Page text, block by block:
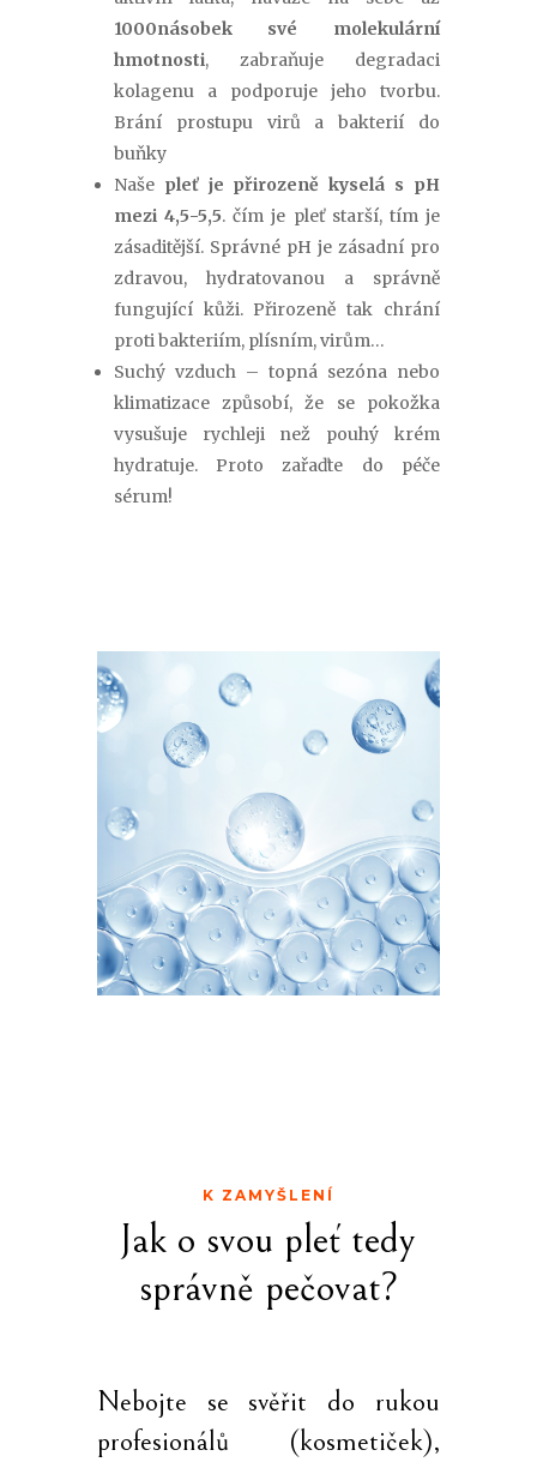
1000násobek své molekulární
hmotnosti, zabraňuje degradaci
kolagenu a podporuje jeho tvorbu.
Brání prostupu virů a bakterií do
buňky
Naše pleť je přirozeně kyselá s pH
mezi 4,5-5,5. čím je pleť starší, tím je
zásaditější. Správné pH je zásadní pro
zdravou, hydratovanou a správně
fungující kůži. Přirozeně tak chrání
proti bakteriím, plísním, virům…
Suchý vzduch – topná sezóna nebo
klimatizace způsobí, že se pokožka
vysušuje rychleji než pouhý krém
hydratuje. Proto zařaďte do péče
sérum!
K ZAMYŠLENÍ
Jak o svou pleť tedy
správně pečovat?
Nebojte se svěřit do rukou
profesionálů (kosmetiček),